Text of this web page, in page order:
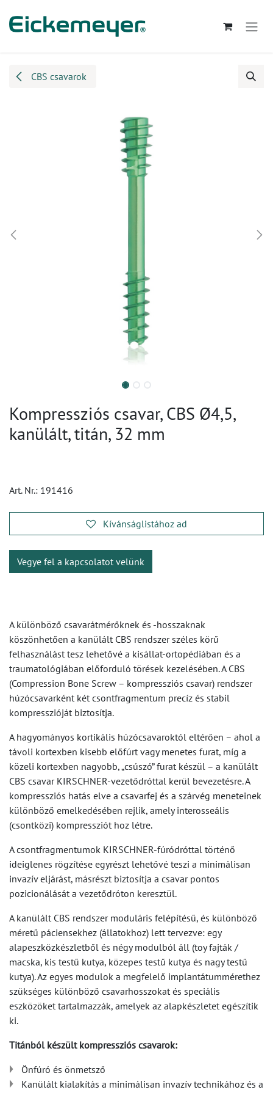
CBS csavarok
Kompressziós csavar, CBS Ø4,5,
kanülált, titán, 32 mm
Art. Nr.: 191416
Kívánságlistához ad
Vegye fel a kapcsolatot velünk
A különböző csavarátmérőknek és -hosszaknak
köszönhetően a kanülált CBS rendszer széles körű
felhasználást tesz lehetővé a kisállat-ortopédiában és a
traumatológiában előforduló törések kezelésében. A CBS
(Compression Bone Screw – kompressziós csavar) rendszer
húzócsavarként két csontfragmentum precíz és stabil
kompresszióját biztosítja.
A hagyományos kortikális húzócsavaroktól eltérően – ahol a
távoli kortexben kisebb előfúrt vagy menetes furat, míg a
közeli kortexben nagyobb, „csúszó” furat készül – a kanülált
CBS csavar KIRSCHNER-vezetődróttal kerül bevezetésre. A
kompressziós hatás elve a csavarfej és a szárvég meneteinek
különböző emelkedésében rejlik, amely interosseális
(csontközi) kompressziót hoz létre.
A csontfragmentumok KIRSCHNER-fúródróttal történő
ideiglenes rögzítése egyrészt lehetővé teszi a minimálisan
invazív eljárást, másrészt biztosítja a csavar pontos
pozicionálását a vezetődróton keresztül.
A kanülált CBS rendszer moduláris felépítésű, és különböző
méretű páciensekhez (állatokhoz) lett tervezve: egy
alapeszközkészletből és négy modulból áll (toy fajták /
macska, kis testű kutya, közepes testű kutya és nagy testű
kutya). Az egyes modulok a megfelelő implantátummérethez
szükséges különböző csavarhosszokat és speciális
eszközöket tartalmazzák, amelyek az alapkészletet egészítik
ki.
Titánból készült kompressziós csavarok:
Önfúró és önmetsző
Kanülált kialakítás a minimálisan invazív technikához és a